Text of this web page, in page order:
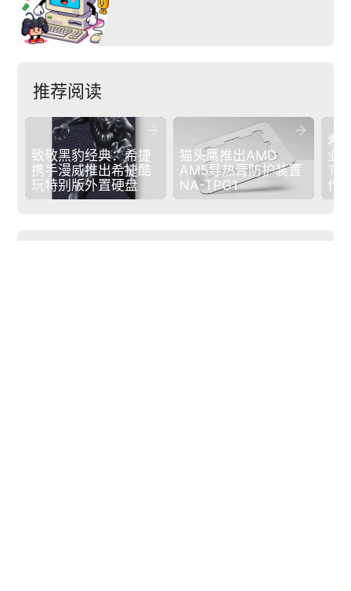
推荐阅读
致敬黑豹经典：希捷
携手漫威推出希捷酷
玩特别版外置硬盘
猫头鹰推出AMD
AM5导热膏防护装置
NA-TPG1

希
业
作